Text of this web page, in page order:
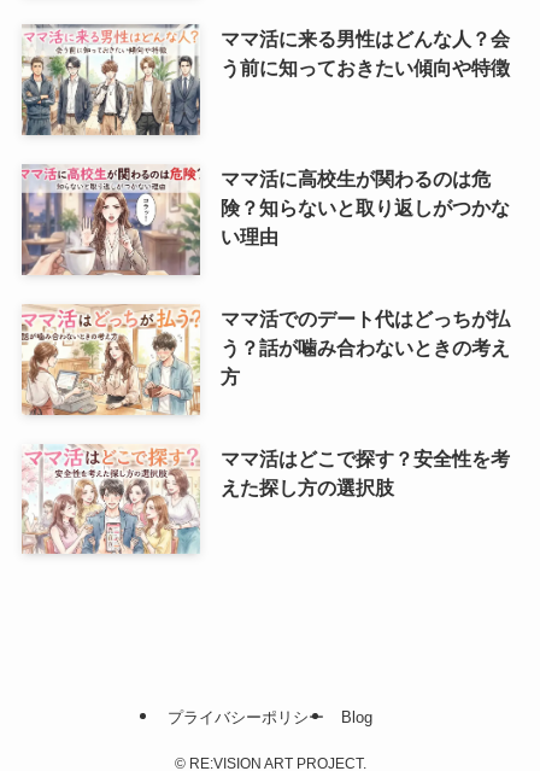
ママ活に来る男性はどんな人？会
う前に知っておきたい傾向や特徴
ママ活に高校生が関わるのは危
険？知らないと取り返しがつかな
い理由
ママ活でのデート代はどっちが払
う？話が噛み合わないときの考え
方
ママ活はどこで探す？安全性を考
えた探し方の選択肢
プライバシーポリシー Blog
©RE:VISION ART PROJECT.